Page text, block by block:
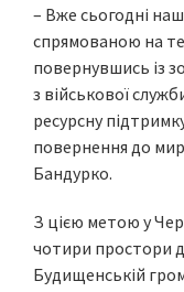
– Вже сьогодні
спрямованою на
повернувшись із
з військової
ресурсну
повернення до
Бандурко.
З цією метою у
чотири простори
Будищенській